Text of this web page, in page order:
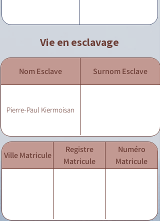
Vie en esclavage
Nom Esclave Surnom Esclave
Pierre-Paul Kiermoisan
Ville Matricule
Registre
Matricule
Numéro
Matricule